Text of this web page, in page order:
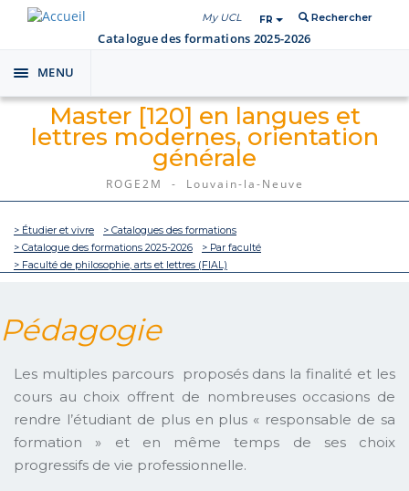
My UCL FR Rechercher
Catalogue des formations 2025-2026
Toggle
navigation
MENU
Master [120] en langues et
lettres modernes, orientation
générale
ROGE2M - Louvain-la-Neuve
> Étudier et vivre
> Catalogues des formations
> Catalogue des formations 2025-2026
> Par faculté
> Faculté de philosophie, arts et lettres (FIAL)
Pédagogie
Les multiples parcours proposés dans la finalité et les
cours au choix offrent de nombreuses occasions de
rendre l’étudiant de plus en plus « responsable de sa
formation » et en même temps de ses choix
progressifs de vie professionnelle.